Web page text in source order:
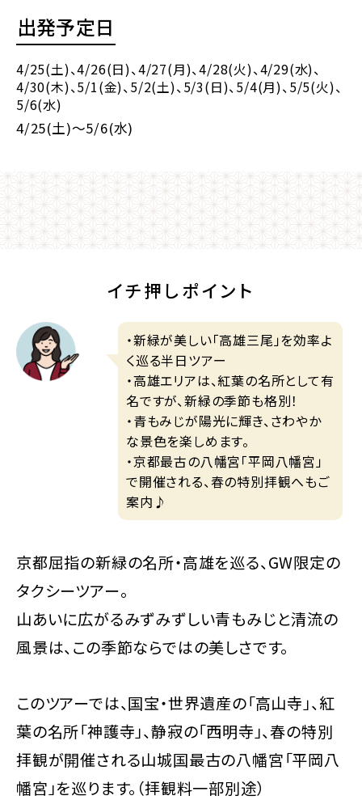
出発予定日
4/25(土)、4/26(日)、4/27(月)、4/28(火)、4/29(水)、
4/30(木)、5/1(金)、5/2(土)、5/3(日)、5/4(月)、5/5(火)、
5/6(水)
4/25(土)～5/6(水)
イチ押しポイント
・新緑が美しい「高雄三尾」を効率よ
く巡る半日ツアー
・高雄エリアは、紅葉の名所として有
名ですが、新緑の季節も格別！
・青もみじが陽光に輝き、さわやか
な景色を楽しめます。
・京都最古の八幡宮「平岡八幡宮」
で開催される、春の特別拝観へもご
案内♪
京都屈指の新緑の名所・高雄を巡る、GW限定の
タクシーツアー。
山あいに広がるみずみずしい青もみじと清流の
風景は、この季節ならではの美しさです。
このツアーでは、国宝・世界遺産の「高山寺」、紅
葉の名所「神護寺」、静寂の「西明寺」、春の特別
拝観が開催される山城国最古の八幡宮「平岡八
幡宮」を巡ります。（拝観料一部別途）